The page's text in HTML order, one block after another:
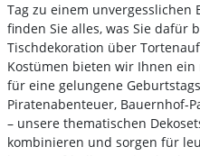
Tag zu einem unvergesslichen
finden Sie alles, was Sie dafür
Tischdekoration über
Kostümen bieten wir Ihnen
für eine gelungene
Piratenabenteuer, Bauernhof-
– unsere thematischen
kombinieren und sorgen für